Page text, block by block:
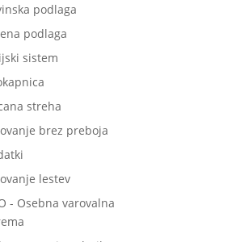
podlaga
podlaga
sistem
streha
brez preboja
lestev
- Osebna varovalna